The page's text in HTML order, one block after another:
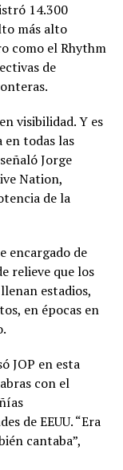
14.300
más alto
como el Rhythm
de
visibilidad. Y es
en todas las
Jorge
Nation,
de la
encargado de
relieve que los
estadios,
en épocas en
JOP en esta
con el
de EEUU. “Era
cantaba”,